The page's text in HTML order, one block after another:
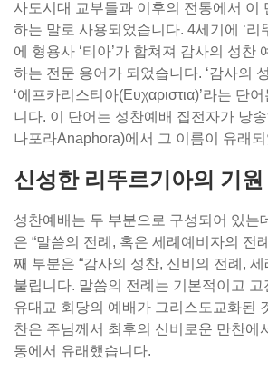
사도시대 교부들과 이후의 전통에서 이
하는 말로 사용되었습니다. 4세기에 ‘리
에 형용사 ‘티아’가 합쳐져 감사의 성찬
하는 전문 용어가 되었습니다. ‘감사의
‘에프카리스티아(Ευχαριστια)’라는 단
니다. 이 단어는 성찬예배 집전자가 낭
나포라Anaphora)에서 그 이름이 유래
신성한 리뚜르기아의 기원
성찬예배는 두 부분으로 구성되어 있는
은 “말씀의 전례, 혹은 세례예비자의 전
째 부분은 “감사의 성찬, 신비의 전례,
불립니다. 말씀의 전례는 기본적이고 고
유대교 회당의 예배가 그리스도교화된
찬은 주님께서 최후의 신비로운 만찬에
동에서 유래했습니다.